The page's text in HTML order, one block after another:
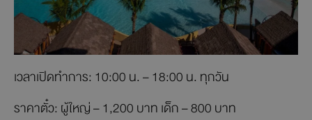
เวลาเปิดทำการ: 10:00 น. – 18:00 น. ทุกวัน
ราคาตั๋ว: ผู้ใหญ่ – 1,200 บาท เด็ก – 800 บาท